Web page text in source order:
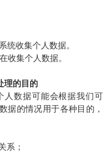
统收集个人数据。
收集个人数据。
理的目的
人数据可能会根据我们可
据的情况用于各种目的，
系；